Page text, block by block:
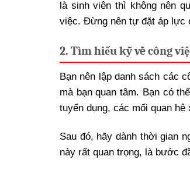
là sinh viên thì không nên
việc. Đừng nên tự đặt áp lực
2. Tìm hiểu kỹ về công
Bạn nên lập danh sách các
mà bạn quan tâm. Bạn có
tuyển dụng, các mối quan hệ
Sau đó, hãy dành thời gian
này rất quan trọng, là bước